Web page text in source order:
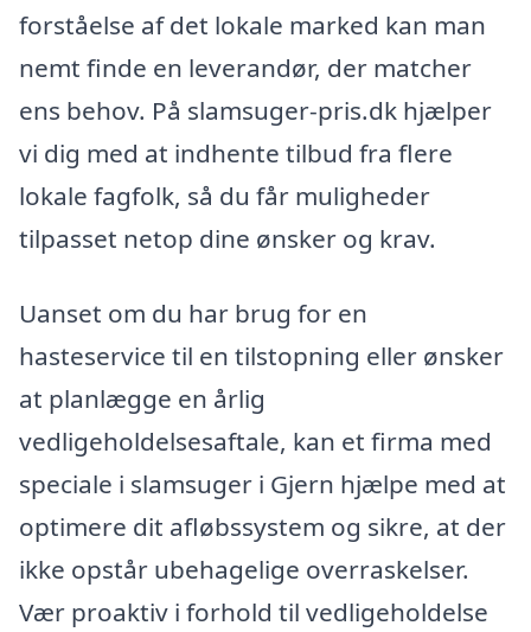
forståelse af det lokale marked kan man
nemt finde en leverandør, der matcher
ens behov. På slamsuger-pris.dk hjælper
vi dig med at indhente tilbud fra flere
lokale fagfolk, så du får muligheder
tilpasset netop dine ønsker og krav.
Uanset om du har brug for en
hasteservice til en tilstopning eller ønsker
at planlægge en årlig
vedligeholdelsesaftale, kan et firma med
speciale i slamsuger i Gjern hjælpe med at
optimere dit afløbssystem og sikre, at der
ikke opstår ubehagelige overraskelser.
Vær proaktiv i forhold til vedligeholdelse